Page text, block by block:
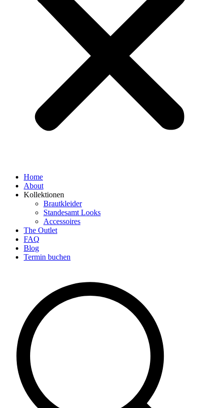
Home
About
Kollektionen
Brautkleider
Standesamt Looks
Accessoires
The Outlet
FAQ
Blog
Termin buchen